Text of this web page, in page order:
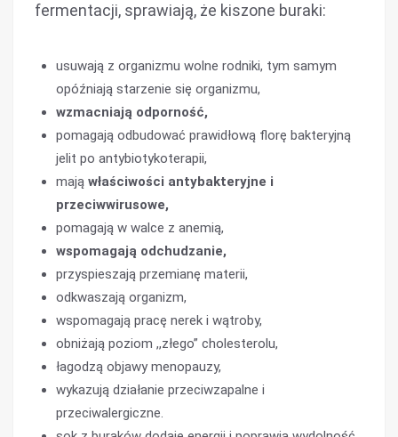
fermentacji, sprawiają, że kiszone buraki:
usuwają z organizmu wolne rodniki, tym samym
opóźniają starzenie się organizmu,
wzmacniają odporność,
pomagają odbudować prawidłową florę bakteryjną
jelit po antybiotykoterapii,
mają właściwości antybakteryjne i
przeciwwirusowe,
pomagają w walce z anemią,
wspomagają odchudzanie,
przyspieszają przemianę materii,
odkwaszają organizm,
wspomagają pracę nerek i wątroby,
obniżają poziom ,,złego” cholesterolu,
łagodzą objawy menopauzy,
wykazują działanie przeciwzapalne i
przeciwalergiczne.